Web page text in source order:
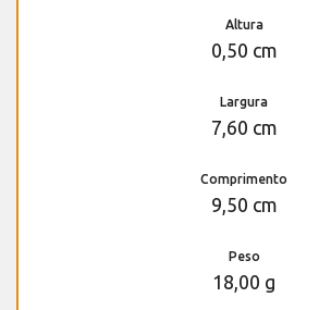
Altura
0,50 cm
Largura
7,60 cm
Comprimento
9,50 cm
Peso
18,00 g